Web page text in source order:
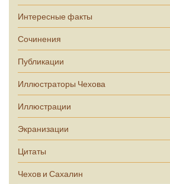
Интересные факты
Сочинения
Публикации
Иллюстраторы Чехова
Иллюстрации
Экранизации
Цитаты
Чехов и Сахалин